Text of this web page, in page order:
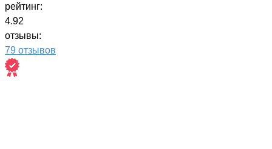
рейтинг:
4.92
отзывы:
79 отзывов